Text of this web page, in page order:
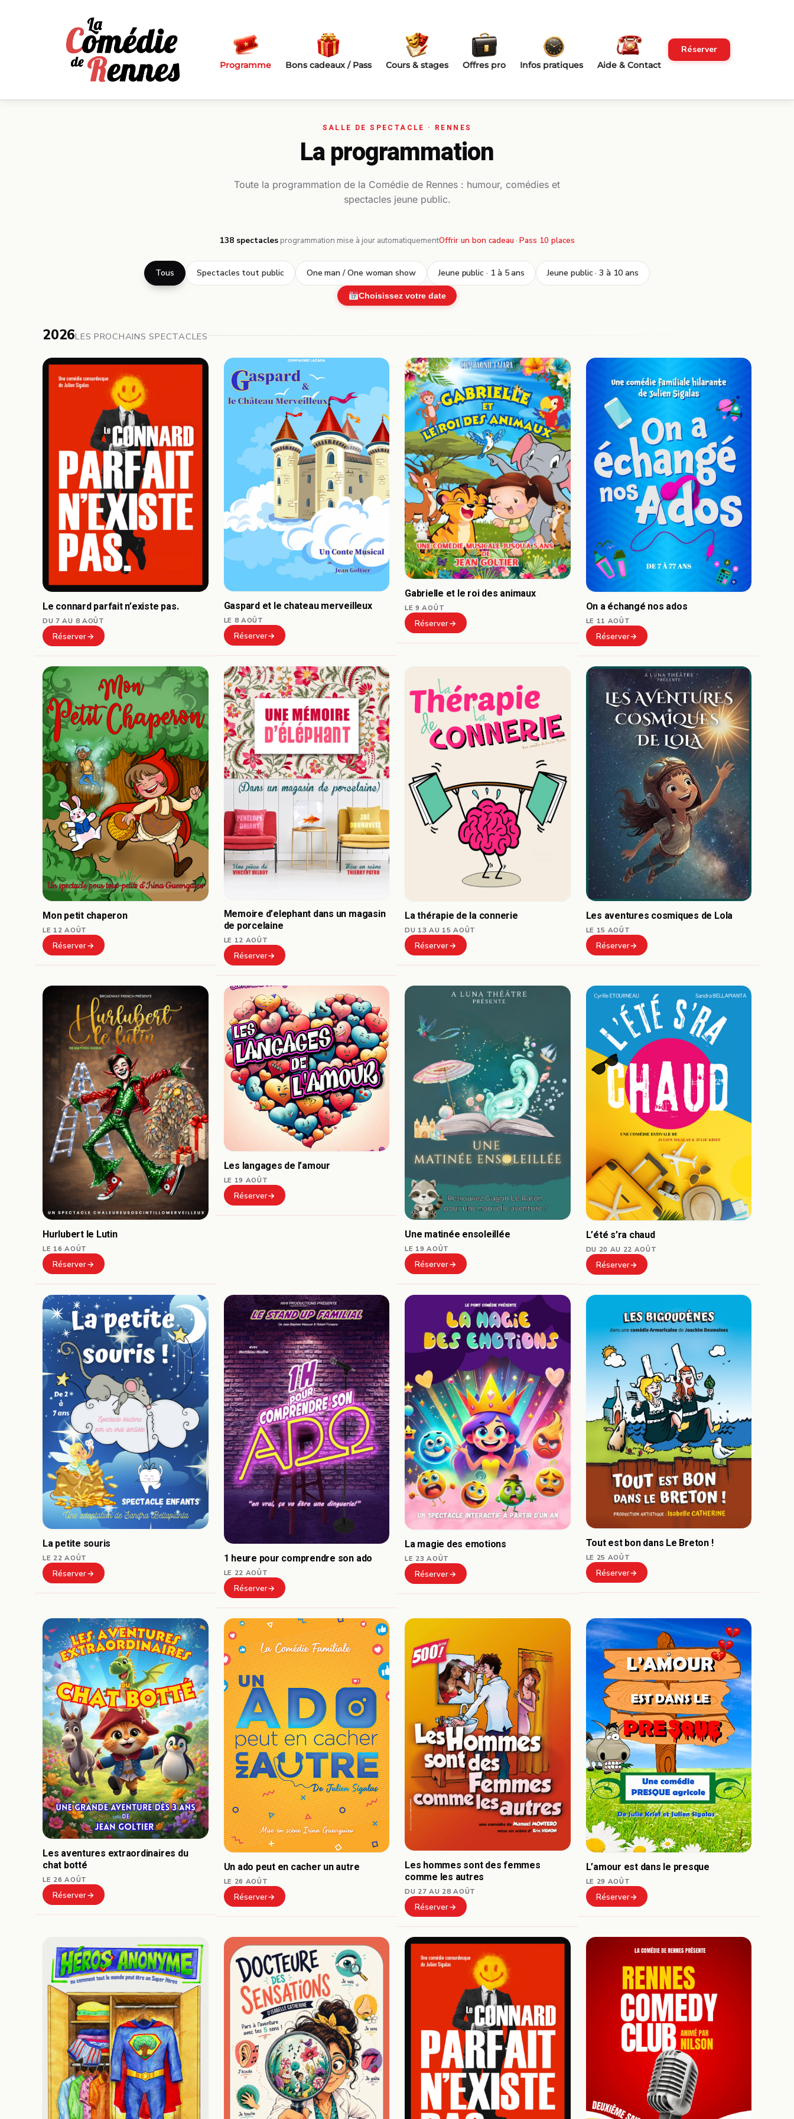
Passer au contenu principal
Programme Bons cadeaux / Pass Cours & stages Offres pro Infos pratiques Aide & Contact
Réserver
La programmation
Toute la programmation de la Comédie de Rennes : humour, comédies et
spectacles jeune public.
138 spectacles· programmation mise à jour automatiquementOffrir un bon cadeau · Pass 10 places
Tous Spectacles tout public One man / One woman show Jeune public · 1 à 5 ans Jeune public · 3 à 10 ans
Choisissez votre date
2026LES PROCHAINS SPECTACLES
Le connard parfait n’existe pas.
DU 7 AU 8 AOÛT
Réserver
Gaspard et le chateau merveilleux
LE 8 AOÛT
Réserver
Gabrielle et le roi des animaux
LE 9 AOÛT
Réserver
On a échangé nos ados
LE 11 AOÛT
Réserver
Mon petit chaperon
LE 12 AOÛT
Réserver
Memoire d’elephant dans un magasin
de porcelaine
LE 12 AOÛT
Réserver
La thérapie de la connerie
DU 13 AU 15 AOÛT
Réserver
Les aventures cosmiques de Lola
LE 15 AOÛT
Réserver
Hurlubert le Lutin
LE 16 AOÛT
Réserver
Les langages de l’amour
LE 19 AOÛT
Réserver
Une matinée ensoleillée
LE 19 AOÛT
Réserver
L’été s’ra chaud
DU 20 AU 22 AOÛT
Réserver
La petite souris
LE 22 AOÛT
Réserver
1 heure pour comprendre son ado
LE 22 AOÛT
Réserver
La magie des emotions
LE 23 AOÛT
Réserver
Tout est bon dans Le Breton !
LE 25 AOÛT
Réserver
Les aventures extraordinaires du
chat botté
LE 26 AOÛT
Réserver
Un ado peut en cacher un autre
LE 26 AOÛT
Réserver
Les hommes sont des femmes
comme les autres
DU 27 AU 28 AOÛT
Réserver
L’amour est dans le presque
LE 29 AOÛT
Réserver